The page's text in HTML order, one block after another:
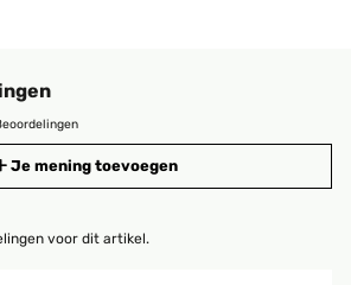
Je mening toevoegen
voor dit artikel.